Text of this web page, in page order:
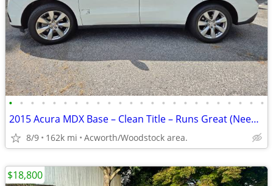
• • • • • • • • • • • • • • • • • • • • • • • •
2015 Acura MDX Base – Clean Title – Runs Great (Needs Body Work
8/9 162k mi Acworth/Woodstock area.
$18,800